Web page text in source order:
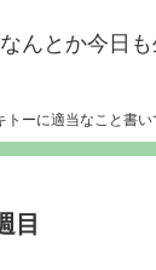
んとか今日
トーに適当なこと書い
目